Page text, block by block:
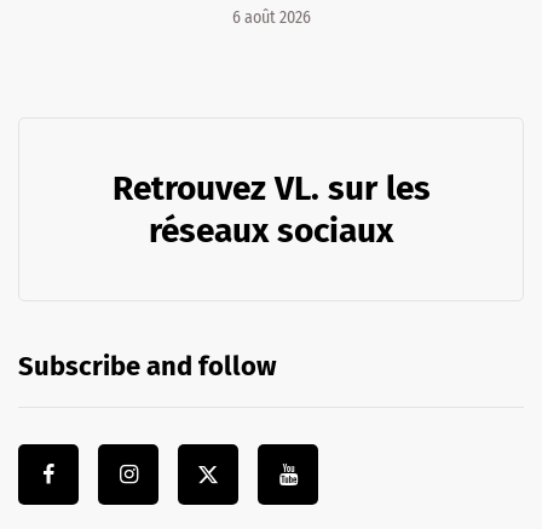
6 août 2026
Retrouvez VL. sur les
réseaux sociaux
Subscribe and follow